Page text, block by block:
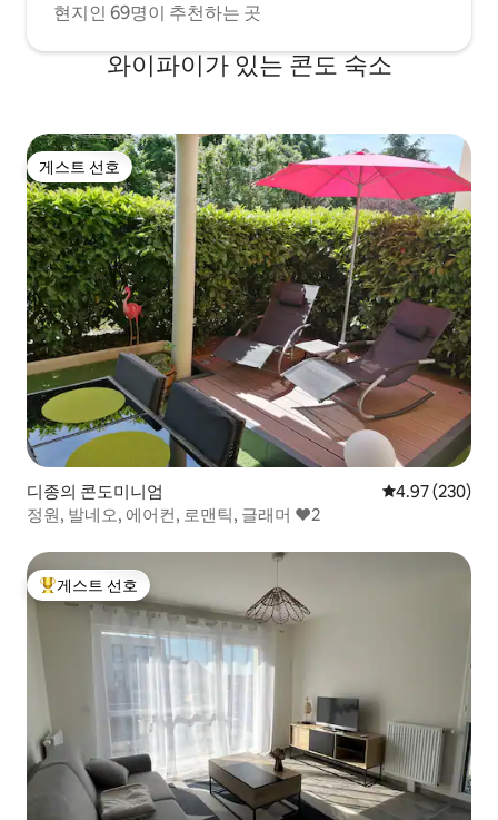
현지인 69명이 추천하는 곳
와이파이가 있는 콘도 숙소
게스트 선호
게스트 선호
디종의 콘도미니엄 평점 4.97점(5
4.97 (230)
정원, 발네오, 에어컨, 로맨틱, 글래머 ❤️2
상위 게스트 선호
게스트 선호